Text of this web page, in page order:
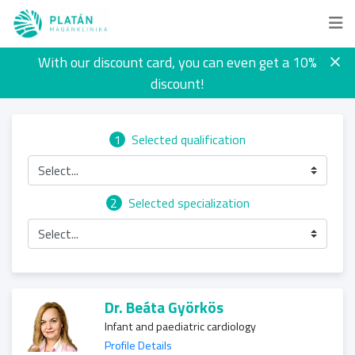
With our discount card, you can even get a 10%
discount!
1 Selected qualification
Select...
2
Selected specialization
Select...
Dr. Beáta Györkös
Infant and paediatric cardiology
Profile Details